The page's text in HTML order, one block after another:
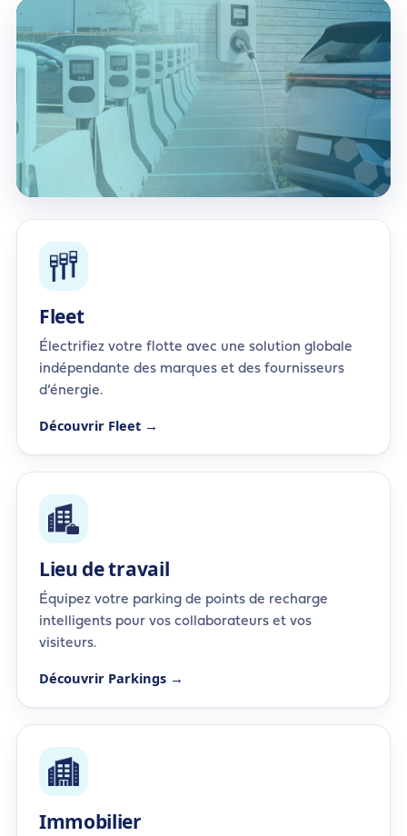
Fleet
Électrifiez votre flotte avec une solution globale
indépendante des marques et des fournisseurs
d’énergie.
Découvrir Fleet →
Lieu de travail
Équipez votre parking de points de recharge
intelligents pour vos collaborateurs et vos
visiteurs.
Découvrir Parkings →
Immobilier